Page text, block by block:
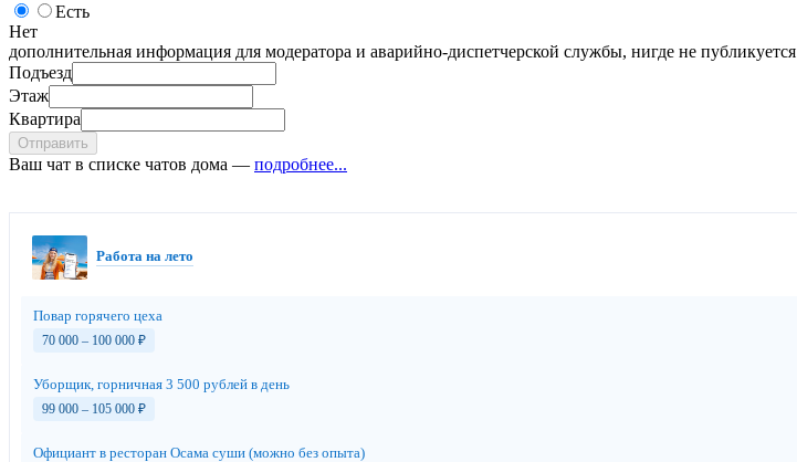
Есть
Нет
дополнительная информация для модератора и аварийно-диспетчерской службы, нигде не публикуется
Подъезд
Этаж
Квартира
Отправить
Ваш чат в списке чатов дома — подробнее...
Работа на лето
Повар горячего цеха
70 000 – 100 000 ₽
Уборщик, горничная 3 500 рублей в день
99 000 – 105 000 ₽
Официант в ресторан Осама суши (можно без опыта)